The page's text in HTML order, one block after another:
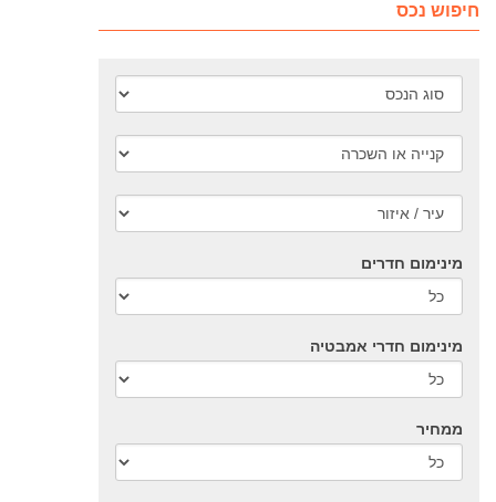
חיפוש נכס
מינימום חדרים
מינימום חדרי אמבטיה
ממחיר